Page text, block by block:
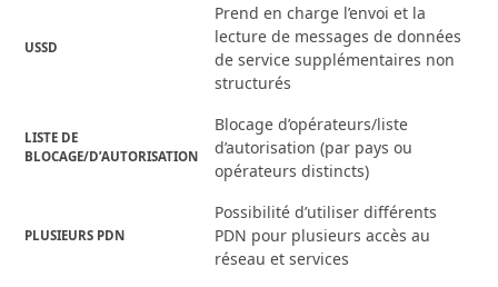
USSD
Prend en charge l’envoi et la
lecture de messages de données
de service supplémentaires non
structurés
LISTE DE
BLOCAGE/D’AUTORISATION
Blocage d’opérateurs/liste
d’autorisation (par pays ou
opérateurs distincts)
PLUSIEURS PDN
Possibilité d’utiliser différents
PDN pour plusieurs accès au
réseau et services